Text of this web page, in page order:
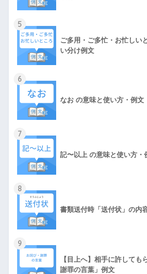
5
ご多用・ご多忙・お忙しい
い分け例文
6
なお の意味と使い方・例文
7
記〜以上 の意味と使い方・
8
書類送付時「送付状」の内
9
【目上へ】相手に許しても
謝罪の言葉」例文